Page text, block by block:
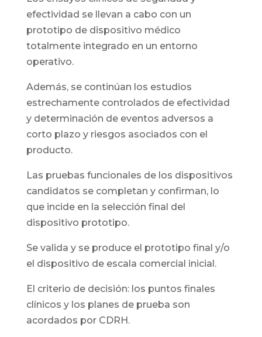
efectividad se llevan a cabo con un
prototipo de dispositivo médico
totalmente integrado en un entorno
operativo.
Además, se continúan los estudios
estrechamente controlados de efectividad
y determinación de eventos adversos a
corto plazo y riesgos asociados con el
producto.
Las pruebas funcionales de los dispositivos
candidatos se completan y confirman, lo
que incide en la selección final del
dispositivo prototipo.
Se valida y se produce el prototipo final y/o
el dispositivo de escala comercial inicial.
El criterio de decisión: los puntos finales
clínicos y los planes de prueba son
acordados por CDRH.